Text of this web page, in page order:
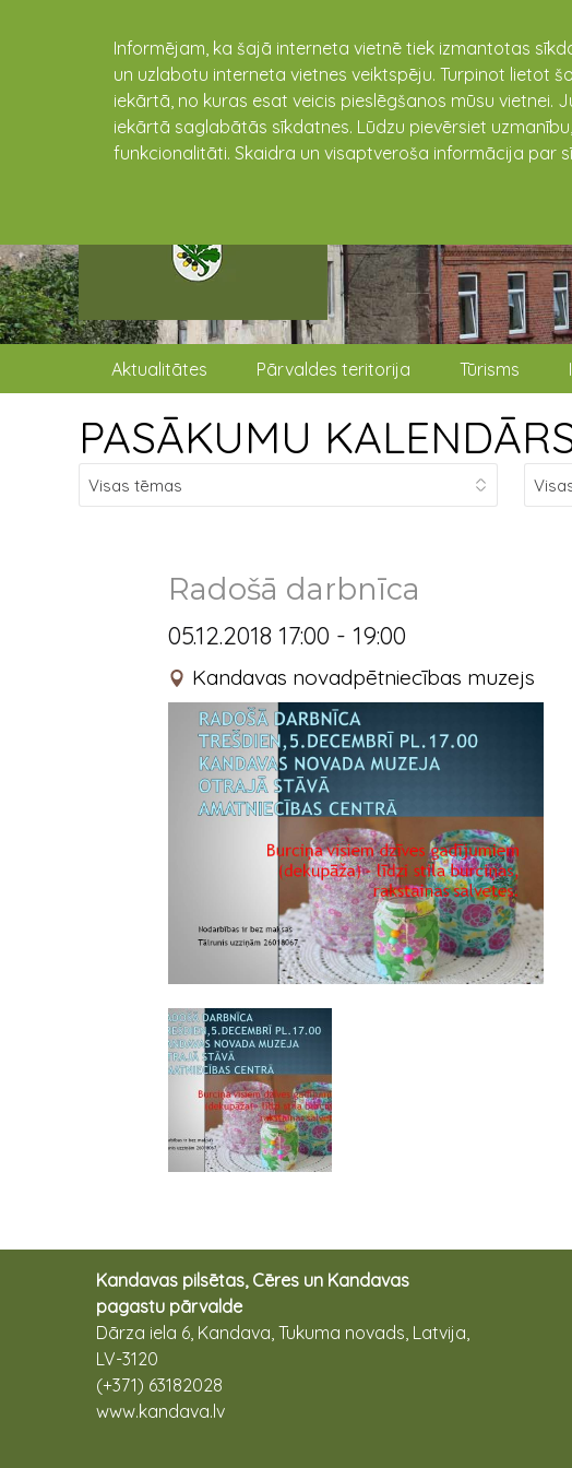
Informējam, ka šajā interneta vietnē tiek izmantotas
un uzlabotu interneta vietnes veiktspēju. Turpinot lietot
iekārtā, no kuras esat veicis pieslēgšanos mūsu
iekārtā saglabātās sīkdatnes. Lūdzu pievērsiet
funkcionalitāti. Skaidra un visaptveroša informācija par
Aktualitātes Pārvaldes teritorija Tūrisms
PASĀKUMU
Radošā darbnīca
05.12.2018 17:00 - 19:00
Kandavas novadpētniecības muzejs
Kandavas pilsētas, Cēres un Kandavas
pagastu pārvalde
Dārza iela 6, Kandava, Tukuma novads, Latvija,
LV-3120
(+371) 63182028
www.kandava.lv